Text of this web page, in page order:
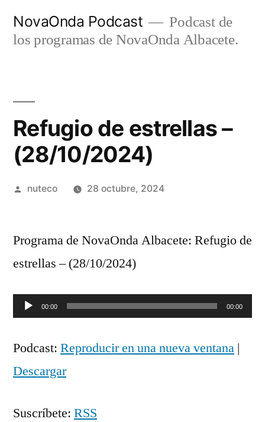
NovaOnda Podcast
Podcast de
los programas de NovaOnda Albacete.
Refugio de estrellas –
(28/10/2024)
Publicada
nuteco 28 octubre, 2024
Programa de NovaOnda Albacete: Refugio de
estrellas – (28/10/2024)
Reproductor
audio
00:00 00:00
Podcast: Reproducir en una nueva ventana |
Descargar
Suscríbete: RSS